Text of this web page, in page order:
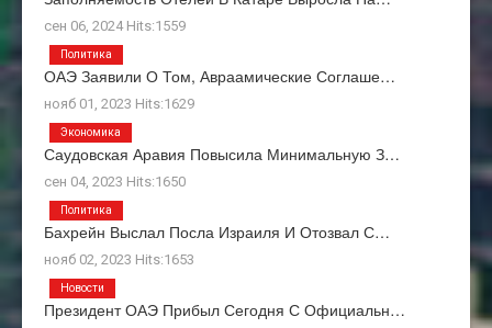
сен 06, 2024 Hits:1559
ОАЭ Заявили О Том, Авраамические Соглаше…
нояб 01, 2023 Hits:1629
Политика
Саудовская Аравия Повысила Минимальную З…
сен 04, 2023 Hits:1650
Экономика
Бахрейн Выслал Посла Израиля И Отозвал С…
нояб 02, 2023 Hits:1653
Политика
Президент ОАЭ Прибыл Сегодня С Официальн…
Новости